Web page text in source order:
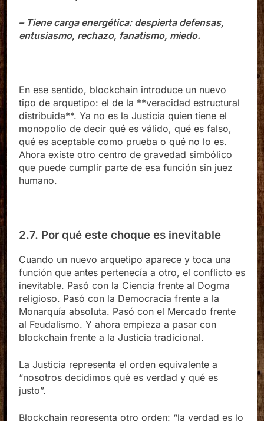
– Tiene carga energética: despierta defensas,
En ese sentido, blockchain introduce un nuevo
tipo de arquetipo: el de la **veracidad estructural
distribuida**. Ya no es la Justicia quien tiene el
monopolio de decir qué es válido, qué es falso,
qué es aceptable como prueba o qué no lo es.
Ahora existe otro centro de gravedad simbólico
que puede cumplir parte de esa función sin juez
2.7. Por qué este choque es inevitable
Cuando un nuevo arquetipo aparece y toca una
función que antes pertenecía a otro, el conflicto es
inevitable. Pasó con la Ciencia frente al Dogma
religioso. Pasó con la Democracia frente a la
Monarquía absoluta. Pasó con el Mercado frente
al Feudalismo. Y ahora empieza a pasar con
La Justicia representa el orden equivalente a
“nosotros decidimos qué es verdad y qué es